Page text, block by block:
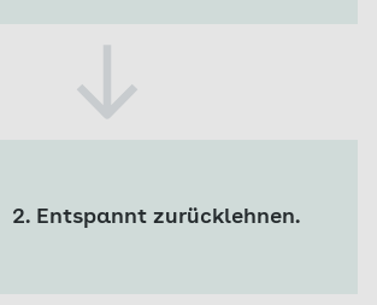
2. Entspannt zurücklehnen.